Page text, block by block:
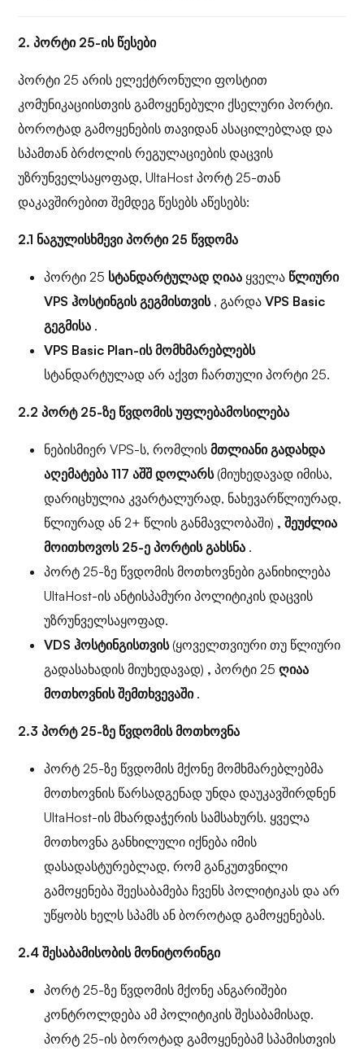
2. პორტი 25-ის წესები
პორტი 25 არის ელექტრონული ფოსტით
კომუნიკაციისთვის გამოყენებული ქსელური პორტი.
ბოროტად გამოყენების თავიდან ასაცილებლად და
სპამთან ბრძოლის რეგულაციების დაცვის
უზრუნველსაყოფად, UltaHost პორტ 25-თან
დაკავშირებით შემდეგ წესებს აწესებს:
2.1 ნაგულისხმევი პორტი 25 წვდომა
პორტი 25 სტანდარტულად ღიაა ყველა წლიური
VPS ჰოსტინგის გეგმისთვის, გარდა VPS Basic
გეგმისა .
VPS Basic Plan-ის მომხმარებლებს
სტანდარტულად არ აქვთ ჩართული პორტი 25.
2.2 პორტ 25-ზე წვდომის უფლებამოსილება
ნებისმიერ VPS-ს, რომლის მთლიანი გადახდა
აღემატება 117 აშშ დოლარს(მიუხედავად იმისა,
დარიცხულია კვარტალურად, ნახევარწლიურად,
წლიურად ან 2+ წლის განმავლობაში) , შეუძლია
მოითხოვოს 25-ე პორტის გახსნა .
პორტ 25-ზე წვდომის მოთხოვნები განიხილება
UltaHost-ის ანტისპამური პოლიტიკის დაცვის
უზრუნველსაყოფად.
VDS ჰოსტინგისთვის(ყოველთვიური თუ წლიური
გადასახადის მიუხედავად) , პორტი 25 ღიაა
მოთხოვნის შემთხვევაში.
2.3 პორტ 25-ზე წვდომის მოთხოვნა
პორტ 25-ზე წვდომის მქონე მომხმარებლებმა
მოთხოვნის წარსადგენად უნდა დაუკავშირდნენ
UltaHost-ის მხარდაჭერის სამსახურს. ყველა
მოთხოვნა განხილული იქნება იმის
დასადასტურებლად, რომ განკუთვნილი
გამოყენება შეესაბამება ჩვენს პოლიტიკას და არ
უწყობს ხელს სპამს ან ბოროტად გამოყენებას.
2.4 შესაბამისობის მონიტორინგი
პორტ 25-ზე წვდომის მქონე ანგარიშები
კონტროლდება ამ პოლიტიკის შესაბამისად.
პორტ 25-ის ბოროტად გამოყენებამ სპამისთვის